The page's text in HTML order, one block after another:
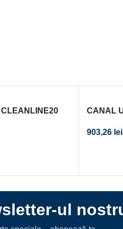
CANAL
903,26 lei
ul